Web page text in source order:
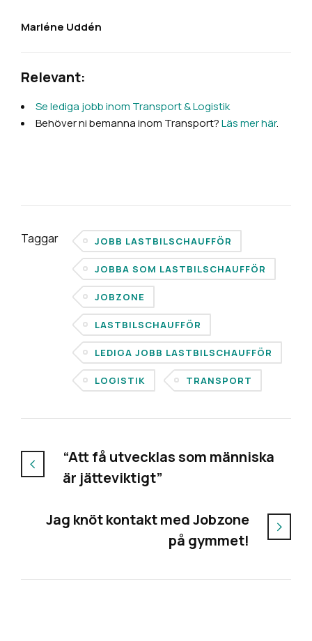
Marléne Uddén
Relevant:
Se lediga jobb inom Transport & Logistik
Behöver ni bemanna inom Transport?Läs mer här.
Taggar JOBB LASTBILSCHAUFFÖR
JOBBA SOM LASTBILSCHAUFFÖR
JOBZONE
LASTBILSCHAUFFÖR
LEDIGA JOBB LASTBILSCHAUFFÖR
LOGISTIK TRANSPORT
“Att få utvecklas som människa
är jätteviktigt”
Jag knöt kontakt med Jobzone
på gymmet!